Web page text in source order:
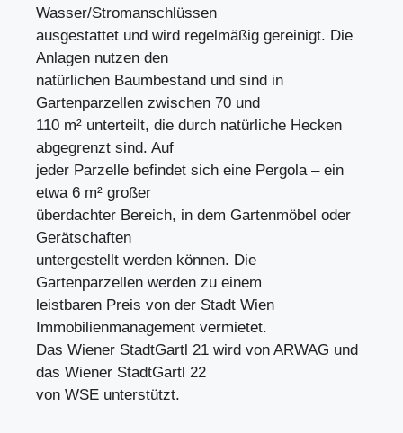
Wasser/Stromanschlüssen
ausgestattet und wird regelmäßig gereinigt. Die
Anlagen nutzen den
natürlichen Baumbestand und sind in
Gartenparzellen zwischen 70 und
110 m² unterteilt, die durch natürliche Hecken
abgegrenzt sind. Auf
jeder Parzelle befindet sich eine Pergola – ein
etwa 6 m² großer
überdachter Bereich, in dem Gartenmöbel oder
Gerätschaften
untergestellt werden können. Die
Gartenparzellen werden zu einem
leistbaren Preis von der Stadt Wien
Immobilienmanagement vermietet.
Das Wiener StadtGartl 21 wird von ARWAG und
das Wiener StadtGartl 22
von WSE unterstützt.